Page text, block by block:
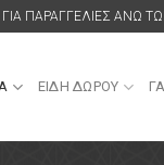
ΠΑΡΑΓΓΕΛΙΕΣ ΑΝΩ
ΕΙΔΗ ΔΩΡΟΥ